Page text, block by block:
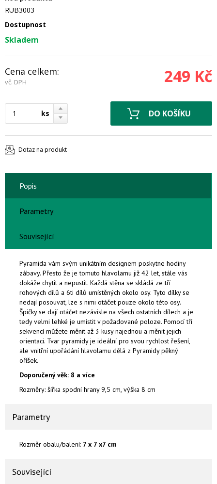
RUB3003
Dostupnost
Skladem
Cena celkem:
vč. DPH 249 Kč
ks
Dotaz na produkt
Popis
Parametry
Související
Pyramida vám svým unikátním designem poskytne hodiny
zábavy. Přesto že je tomuto hlavolamu již 42 let, stále vás
dokáže chytit a nepustit. Každá stěna se skládá ze tří
rohových dílů a 6ti dílů umístěných okolo osy. Tyto dílky se
nedají posouvat, lze s nimi otáčet pouze okolo této osy.
Špičky se dají otáčet nezávisle na všech ostatních dílech a je
tedy velmi lehké je umístit v požadované poloze. Pomocí tří
sekvencí můžete měnit až 3 kusy najednou a měnit jejich
orientaci. Tvar pyramidy je ideální pro svou rychlost řešení,
ale vnitřní upořádání hlavolamu dělá z Pyramidy pěkný
oříšek.
Doporučený věk: 8 a více
Rozměry: šířka spodní hrany 9,5 cm, výška 8 cm
Parametry
Rozměr obalu/balení: 7 x 7 x7 cm
Související